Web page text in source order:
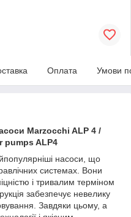
Оплата Умови
Marzocchi ALP 4 /
pumps ALP4
насоси, що
системах. Вони
і тривалим терміном
забезпечує невелику
Завдяки цьому, а